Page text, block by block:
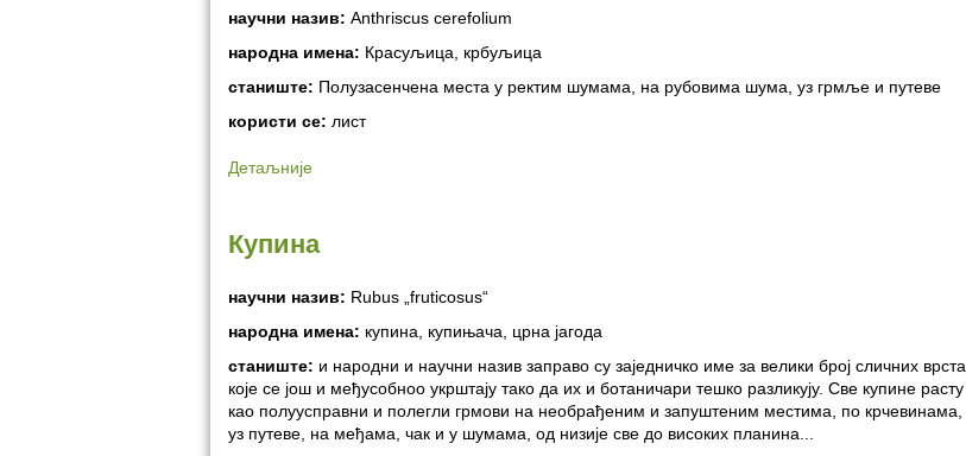
научни назив: Anthriscus cerefolium
народна имена: Красуљица, крбуљица
станиште: Полузасенчена места у ректим шумама, на рубовима шума, уз грмље и путеве
користи се: лист
Детаљније
Купина
научни назив: Rubus „fruticosus“
народна имена: купина, купињача, црна јагода
станиште: и народни и научни назив заправо су заједничко име за велики број сличних врста
које се још и међусобноо укрштају тако да их и ботаничари тешко разликују. Све купине расту
као полуусправни и полегли грмови на необрађеним и запуштеним местима, по крчевинама,
уз путеве, на међама, чак и у шумама, од низије све до високих планина...